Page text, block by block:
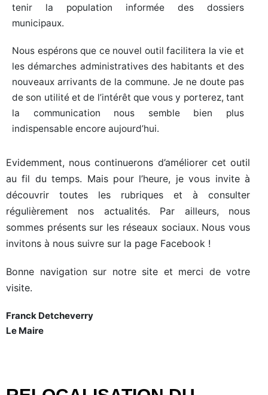
tenir la population informée des dossiers
municipaux.
Nous espérons que ce nouvel outil facilitera la vie et
les démarches administratives des habitants et des
nouveaux arrivants de la commune. Je ne doute pas
de son utilité et de l’intérêt que vous y porterez, tant
la communication nous semble bien plus
indispensable encore aujourd’hui.
Evidemment, nous continuerons d’améliorer cet outil
au fil du temps. Mais pour l’heure, je vous invite à
découvrir toutes les rubriques et à consulter
régulièrement nos actualités. Par ailleurs, nous
sommes présents sur les réseaux sociaux. Nous vous
invitons à nous suivre sur la page Facebook !
Bonne navigation sur notre site et merci de votre
visite.
Franck Detcheverry
Le Maire